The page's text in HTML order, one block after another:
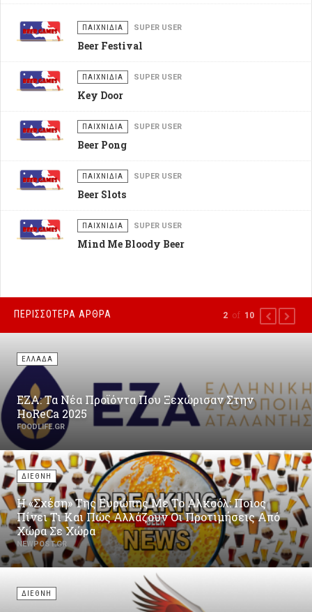
ΠΑΙΧΝΙΔΙΑ SUPER USER
Beer Festival
ΠΑΙΧΝΙΔΙΑ SUPER USER
Key Door
ΠΑΙΧΝΙΔΙΑ SUPER USER
Beer Pong
ΠΑΙΧΝΙΔΙΑ SUPER USER
Beer Slots
ΠΑΙΧΝΙΔΙΑ SUPER USER
Mind Me Bloody Beer
ΠΕΡΙΣΣΟΤΕΡΑ ΑΡΘΡΑ
ΕΛΛΑΔΑ
ΕΖΑ: Τα Νέα Προϊόντα Που Ξεχώρισαν Στην
HoReCa 2025
FOODLIFE.GR
ΔΙΕΘΝΗ
Η «Σχέση» Της Ευρώπης Με Το Αλκοόλ: Ποιος
Πίνει Τι Και Πώς Αλλάζουν Οι Προτιμήσεις Από
Χώρα Σε Χώρα
NEWPOST.GR
ΔΙΕΘΝΗ
2 of 10 PREVIOUS
NEXT